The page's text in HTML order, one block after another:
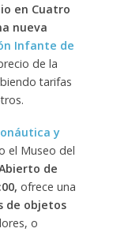
en Cuatro
nueva
Infante de
de la
tarifas
y
el Museo del
de
ofrece una
de objetos
o